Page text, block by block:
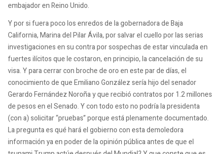
embajador en Reino Unido.
Y por si fuera poco los enredos de la gobernadora de Baja
California, Marina del Pilar Ávila, por salvar el cuello por las serias
investigaciones en su contra por sospechas de estar vinculada en
fuertes ilícitos que le costaron, en principio, la cancelación de su
visa. Y para cerrar con broche de oro en este par de días, el
conocimiento de que Emiliano González sería hijo del senador
Gerardo Fernández Noroña y que recibió contratos por 1.2 millones
de pesos en el Senado. Y con todo esto no podría la presidenta
(con a) solicitar “pruebas” porque está plenamente documentado.
La pregunta es qué hará el gobierno con esta demoledora
información ya en poder de la opinión pública antes de que el